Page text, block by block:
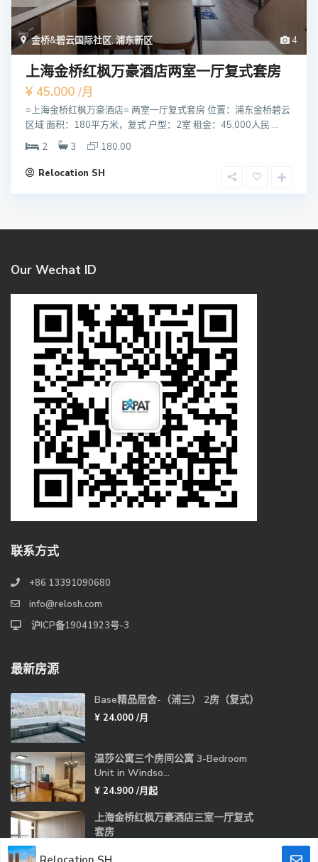
4
金桥&碧云国际社区, 浦东新区
上海金桥红枫万豪酒店两室一厅复式套房
¥ 45.000 /月
=上海金桥红枫万豪酒店= 两室一厅复式套房 位置：浦东金桥碧云
区域 面积：180平方米，复式 户型：2室 租金：45,000人民 ...
2
3 180.00
Relocation SH
Our Wechat ID
联系方式
+86 13391090680
info@relosh.com
沪ICP备19041923号-3
最新房源
Base精品居舍-（浦三） 2房（复式）
¥ 24.000/月
温莎公寓三个房间公寓 3-Bedroom
Unit in Windso...
¥ 24.900/月起
上海金桥红枫万豪酒店三室一厅复式
套房